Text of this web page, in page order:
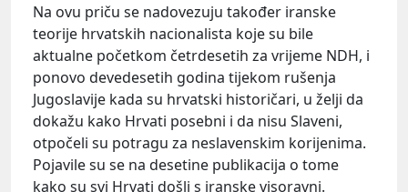
Na ovu priču se nadovezuju također iranske
teorije hrvatskih nacionalista koje su bile
aktualne početkom četrdesetih za vrijeme NDH, i
ponovo devedesetih godina tijekom rušenja
Jugoslavije kada su hrvatski historičari, u želji da
dokažu kako Hrvati posebni i da nisu Slaveni,
otpočeli su potragu za neslavenskim korijenima.
Pojavile su se na desetine publikacija o tome
kako su svi Hrvati došli s iranske visoravni.